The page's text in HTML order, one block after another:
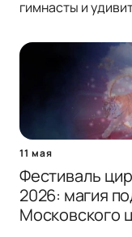
гимнасты и
11 мая
Фестиваль
2026: магия
Московского